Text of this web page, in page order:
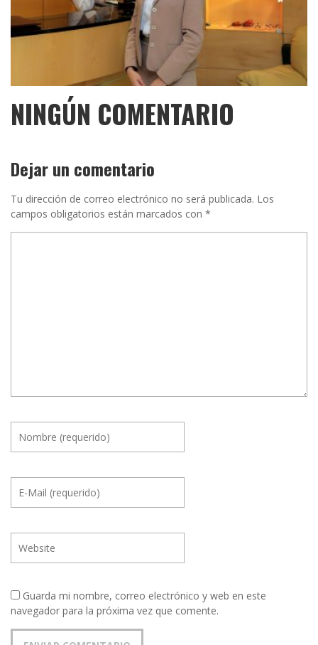
NINGÚN COMENTARIO
Dejar un comentario
Tu dirección de correo electrónico no será publicada. Los
campos obligatorios están marcados con *
Guarda mi nombre, correo electrónico y web en este
navegador para la próxima vez que comente.